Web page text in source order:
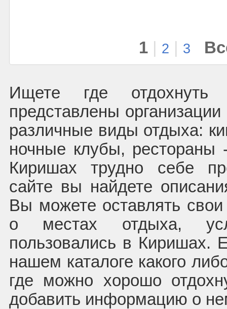
1 2 3
Ищете где
представлены
различные виды отдыха:
ночные клубы, рестораны
Киришах трудно себе
сайте вы найдете
Вы можете оставлять
о местах отдыха,
пользовались в Киришах.
нашем каталоге какого
где можно хорошо
добавить информацию о